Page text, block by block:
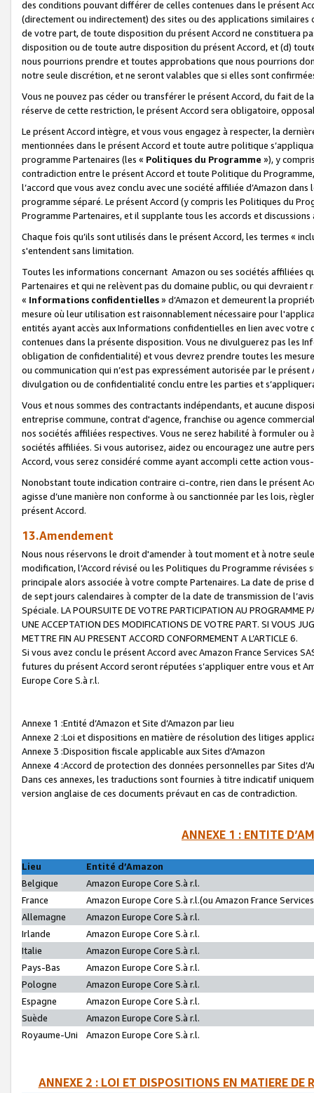
des conditions pouvant différer de celles contenues dans le présent
(directement ou indirectement) des sites ou des applications
de votre part, de toute disposition du présent Accord ne constituera
disposition ou de toute autre disposition du présent Accord, et (d)
nous pourrions prendre et toutes approbations que nous pourrions
notre seule discrétion, et ne seront valables que si elles sont
Vous ne pouvez pas céder ou transférer le présent Accord, du fait de
réserve de cette restriction, le présent Accord sera obligatoire,
Le présent Accord intègre, et vous vous engagez à respecter, la
mentionnées dans le présent Accord et toute autre politique
programme Partenaires (les « Politiques du Programme »), y
contradiction entre le présent Accord et toute Politique du
l’accord que vous avez conclu avec une société affiliée d’Amazon
programme séparé. Le présent Accord (y compris les Politiques du
Programme Partenaires, et il supplante tous les accords et discussions
Chaque fois qu’ils sont utilisés dans le présent Accord, les termes «
s'entendent sans limitation.
Toutes les informations concernant Amazon ou ses sociétés affiliées
Partenaires et qui ne relèvent pas du domaine public, ou qui
« Informations confidentielles» d’Amazon et demeurent la
mesure où leur utilisation est raisonnablement nécessaire pour
entités ayant accès aux Informations confidentielles en lien avec
contenues dans la présente disposition. Vous ne divulguerez pas les
obligation de confidentialité) et vous devrez prendre toutes les
ou communication qui n’est pas expressément autorisée par le
divulgation ou de confidentialité conclu entre les parties et
Vous et nous sommes des contractants indépendants, et aucune
entreprise commune, contrat d'agence, franchise ou agence
nos sociétés affiliées respectives. Vous ne serez habilité à formuler
sociétés affiliées. Si vous autorisez, aidez ou encouragez une autre
Accord, vous serez considéré comme ayant accompli cette action
Nonobstant toute indication contraire ci-contre, rien dans le présent
agisse d’une manière non conforme à ou sanctionnée par les lois,
présent Accord.
13.Amendement
Nous nous réservons le droit d'amender à tout moment et à notre
modification, l’Accord révisé ou les Politiques du Programme
principale alors associée à votre compte Partenaires. La date de
de sept jours calendaires à compter de la date de transmission de
Spéciale. LA POURSUITE DE VOTRE PARTICIPATION AU PROGRAMME
UNE ACCEPTATION DES MODIFICATIONS DE VOTRE PART. SI VOUS
METTRE FIN AU PRESENT ACCORD CONFORMEMENT A L’ARTICLE 6.
Si vous avez conclu le présent Accord avec Amazon France Services
futures du présent Accord seront réputées s’appliquer entre vous et
Europe Core S.à r.l.
Annexe 1 :Entité d’Amazon et Site d’Amazon par lieu
Annexe 2 :Loi et dispositions en matière de résolution des litiges
Annexe 3 :Disposition fiscale applicable aux Sites d’Amazon
Annexe 4 :Accord de protection des données personnelles par Sites
Dans ces annexes, les traductions sont fournies à titre indicatif
version anglaise de ces documents prévaut en cas de contradiction.
ANNEXE 1 : ENTITE
Lieu
Entité d’Amazon
Belgique
Amazon Europe Core S.à r.l.
France
Amazon Europe Core S.à r.l.(ou Amazon France
Allemagne
Amazon Europe Core S.à r.l.
Irlande
Amazon Europe Core S.à r.l.
Italie
Amazon Europe Core S.à r.l.
Pays-Bas
Amazon Europe Core S.à r.l.
Pologne
Amazon Europe Core S.à r.l.
Espagne
Amazon Europe Core S.à r.l.
Suède
Amazon Europe Core S.à r.l.
Royaume-Uni
Amazon Europe Core S.à r.l.
ANNEXE 2 : LOI ET DISPOSITIONS EN MATIERE DE